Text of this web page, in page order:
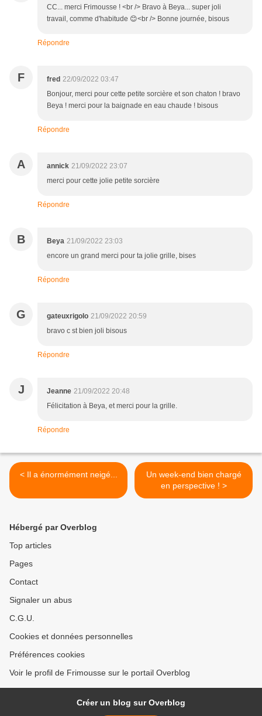
CC... merci Frimousse ! <br /> Bravo à Beya... super joli
travail, comme d'habitude 😊<br /> Bonne journée, bisous
Répondre
F fred 22/09/2022 03:47
Bonjour, merci pour cette petite sorcière et son chaton ! bravo
Beya ! merci pour la baignade en eau chaude ! bisous
Répondre
A annick 21/09/2022 23:07
merci pour cette jolie petite sorcière
Répondre
B Beya 21/09/2022 23:03
encore un grand merci pour ta jolie grille, bises
Répondre
G gateuxrigolo 21/09/2022 20:59
bravo c st bien joli bisous
Répondre
J Jeanne 21/09/2022 20:48
Félicitation à Beya, et merci pour la grille.
Répondre
< Il a énormément neigé...
Un week-end bien chargé
en perspective ! >
Hébergé par Overblog
Top articles
Pages
Contact
Signaler un abus
C.G.U.
Cookies et données personnelles
Préférences cookies
Voir le profil de Frimousse sur le portail Overblog
Créer un blog sur Overblog